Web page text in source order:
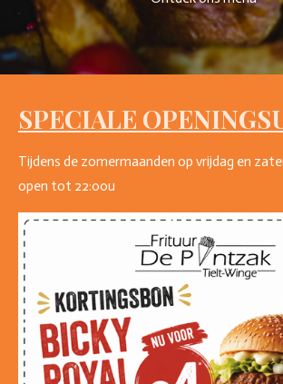
SPECIALE
Tijdens de zomermaanden op vrijdag en
open tot 22:00u